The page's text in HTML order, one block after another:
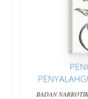
BADAN